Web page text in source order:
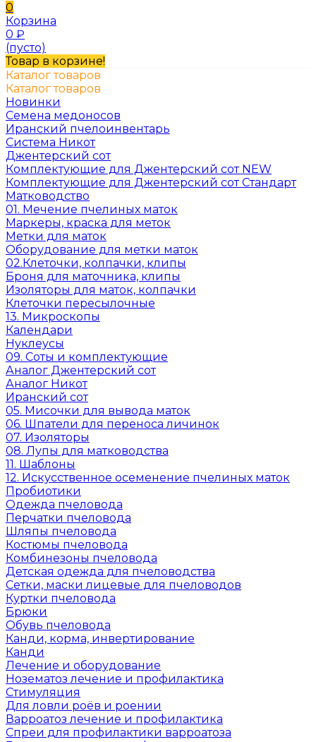
0
Корзина
0 ₽
(пусто)
Товар в корзине!
Каталог товаров
Каталог товаров
Новинки
Семена медоносов
Иранский пчелоинвентарь
Система Никот
Джентерский сот
Комплектующие для Джентерский сот NEW
Комплектующие для Джентерский сот Стандарт
Матководство
01. Мечение пчелиных маток
Маркеры, краска для меток
Метки для маток
Оборудование для метки маток
02.Клеточки, колпачки, клипы
Броня для маточника, клипы
Изоляторы для маток, колпачки
Клеточки пересылочные
13. Микроскопы
Календари
Нуклеусы
09. Соты и комплектующие
Аналог Джентерский сот
Аналог Никот
Иранский сот
05. Мисочки для вывода маток
06. Шпатели для переноса личинок
07. Изоляторы
08. Лупы для матководства
11. Шаблоны
12. Искусственное осеменение пчелиных маток
Пробиотики
Одежда пчеловода
Перчатки пчеловода
Шляпы пчеловода
Костюмы пчеловода
Комбинезоны пчеловода
Детская одежда для пчеловодства
Сетки, маски лицевые для пчеловодов
Куртки пчеловода
Брюки
Обувь пчеловода
Канди, корма, инвертирование
Канди
Лечение и оборудование
Нозематоз лечение и профилактика
Стимуляция
Для ловли роёв и роении
Варроатоз лечение и профилактика
Спреи для профилактики варроатоза